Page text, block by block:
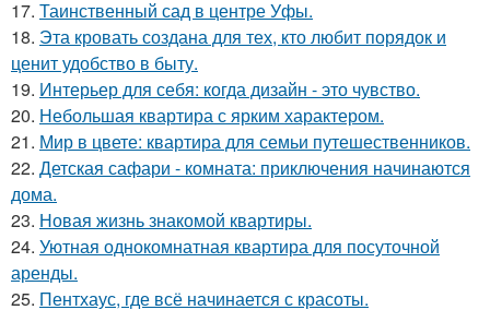
17. Таинственный сад в центре Уфы.
18. Эта кровать создана для тех, кто любит порядок и
ценит удобство в быту.
19. Интерьер для себя: когда дизайн - это чувство.
20. Небольшая квартира с ярким характером.
21. Мир в цвете: квартира для семьи путешественников.
22. Детская сафари - комната: приключения начинаются
дома.
23. Новая жизнь знакомой квартиры.
24. Уютная однокомнатная квартира для посуточной
аренды.
25. Пентхаус, где всё начинается с красоты.